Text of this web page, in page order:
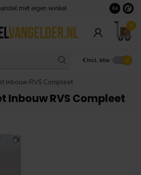
met eigen winkel Geen
8.4
0
€ Incl. btw
Inbouw RVS Compleet
Inbouw RVS Compleet